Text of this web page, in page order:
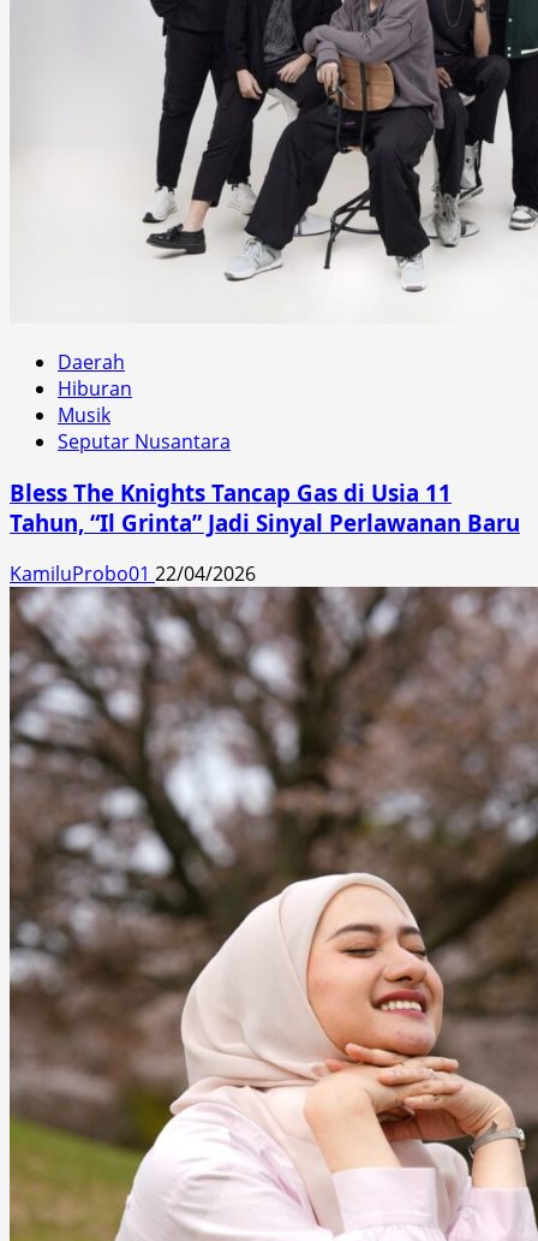
Daerah
Hiburan
Musik
Seputar Nusantara
Bless The Knights Tancap Gas di Usia 11
Tahun, “Il Grinta” Jadi Sinyal Perlawanan Baru
KamiluProbo01 22/04/2026